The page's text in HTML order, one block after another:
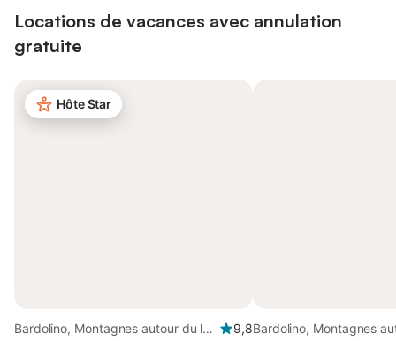
Locations de vacances avec annulation
gratuite
Hôte Star
Bardolino, Montagnes autour du lac
9,8Bardolino, Montagnes